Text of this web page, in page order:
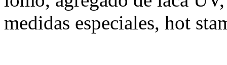
medidas especiales, hot